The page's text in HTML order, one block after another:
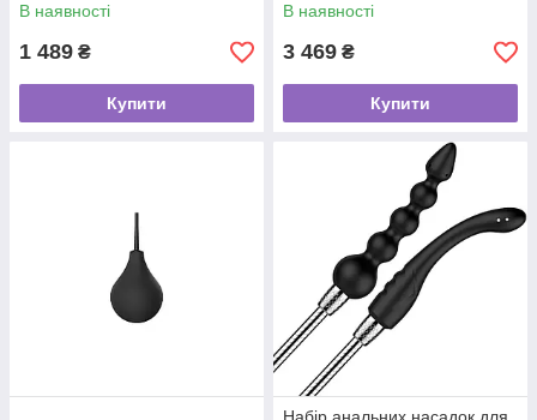
В наявності
1 489 ₴
Купити
В наявності
3 469 ₴
Купити